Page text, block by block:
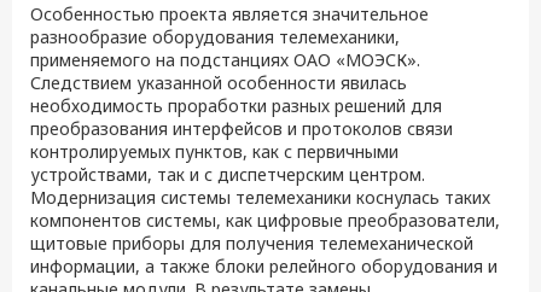
Особенностью проекта является значительное
разнообразие оборудования телемеханики,
применяемого на подстанциях ОАО «МОЭСК».
Следствием указанной особенности явилась
необходимость проработки разных решений для
преобразования интерфейсов и протоколов связи
контролируемых пунктов, как с первичными
устройствами, так и с диспетчерским центром.
Модернизация системы телемеханики коснулась таких
компонентов системы, как цифровые преобразователи,
щитовые приборы для получения телемеханической
информации, а также блоки релейного оборудования и